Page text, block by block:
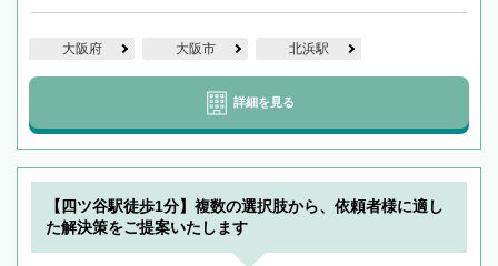
大阪府 大阪市 北浜駅
詳細を見る
【四ツ谷駅徒歩1分】複数の選択肢から、依頼者様に適し
た解決策をご提案いたします